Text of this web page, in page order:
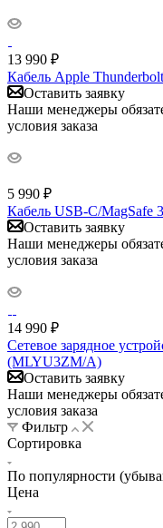
13 990 ₽
Кабель Apple
Оставить заявку
Наши менеджеры
условия заказа
5 990 ₽
Кабель USB‑C/
Оставить заявку
Наши менеджеры
условия заказа
14 990 ₽
Сетевое зарядное
(MLYU3ZM/A)
Оставить заявку
Наши менеджеры
условия заказа
Фильтр
Сортировка
По популярности
Цена